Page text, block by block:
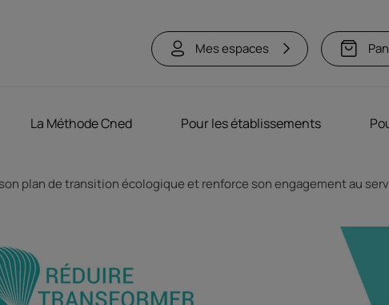
Mes espaces
La Méthode Cned Pour les établissements
plan de transition écologique et renforce son engagement au